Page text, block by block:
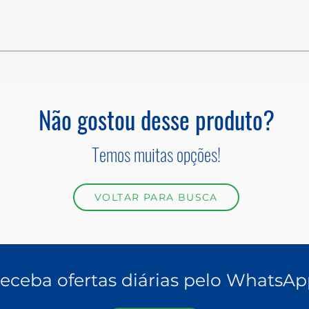
Não gostou desse produto?
Temos muitas opções!
VOLTAR PARA BUSCA
ofertas diárias pelo